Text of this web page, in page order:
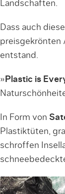
Landschaften.
Dass auch
preisgekrönten
entstand.
» Plastic is
In Form von
Plastiktüten,
schroffen